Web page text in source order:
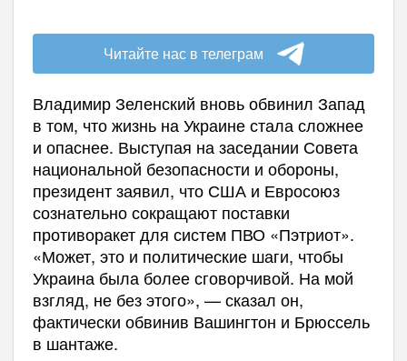
Читайте нас в телеграм
Владимир Зеленский вновь обвинил Запад
в том, что жизнь на Украине стала сложнее
и опаснее. Выступая на заседании Совета
национальной безопасности и обороны,
президент заявил, что США и Евросоюз
сознательно сокращают поставки
противоракет для систем ПВО «Пэтриот».
«Может, это и политические шаги, чтобы
Украина была более сговорчивой. На мой
взгляд, не без этого», — сказал он,
фактически обвинив Вашингтон и Брюссель
в шантаже.